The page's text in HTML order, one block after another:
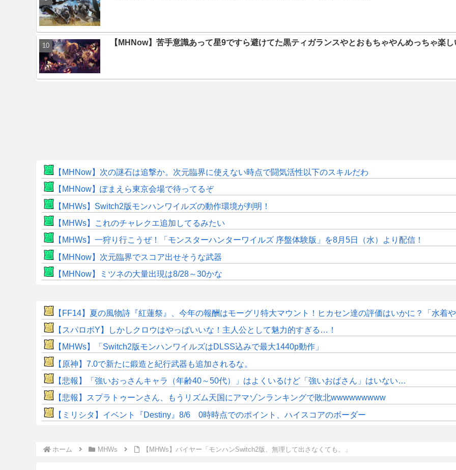
【MHNow】苦手意識あって星9ですら避けてた黒ティガランスやとおもちゃやんめっちゃ楽し
【MHNow】次の謎石は追撃か。次元臨界に使えない時点で闘気活性以下のスキルだわ
【MHNow】ぽまえら東京会場で待ってるぞ
【MHWs】Switch2版モンハンワイルズの動作環境が判明！
【MHWs】これのチャレクエ追加してるみたい
【MHWs】一狩り行こうぜ！「モンスターハンターワイルズ 序盤体験版」を8月5日（水）より配信！
【MHNow】次元臨界でスコア出せそうな武器
【MHNow】ミツネの大量出現は8/28～30かな
【FF14】夏の風物詩『紅蓮祭』、今年の報酬はモーグリ特大マウント！ヒカセン達の評価はいかに？「水着や浴
【スパロボY】しかしクロウはやっぱいいな！主人公として魅力的すぎる…！
【MHWs】「Switch2版モンハンワイルズはDLSS込みで最大1440p動作」
【原神】7.0で新たに鍛造と紀行武器も追加されるな。
【悲報】「強いおっさんキャラ（年齢40～50代）」はよくいるけど「強いおばさん」はいない…
【悲報】スプラトゥーンさん、もうリズム天国にアマゾンランキングで敗北wwwwwwwww
【ミリシタ】イベント『Destiny』8/6 0時時点でのポイント、ハイスコアのボーダー
ホーム MHWs 【MHWs】バイヤー「モンハンSwitch2版、無理して出さなくても。」